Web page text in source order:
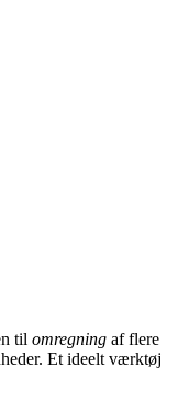
til omregning af flere
Et ideelt værktøj